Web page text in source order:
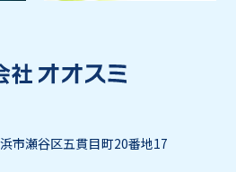
市瀬谷区五貫目町20番地17